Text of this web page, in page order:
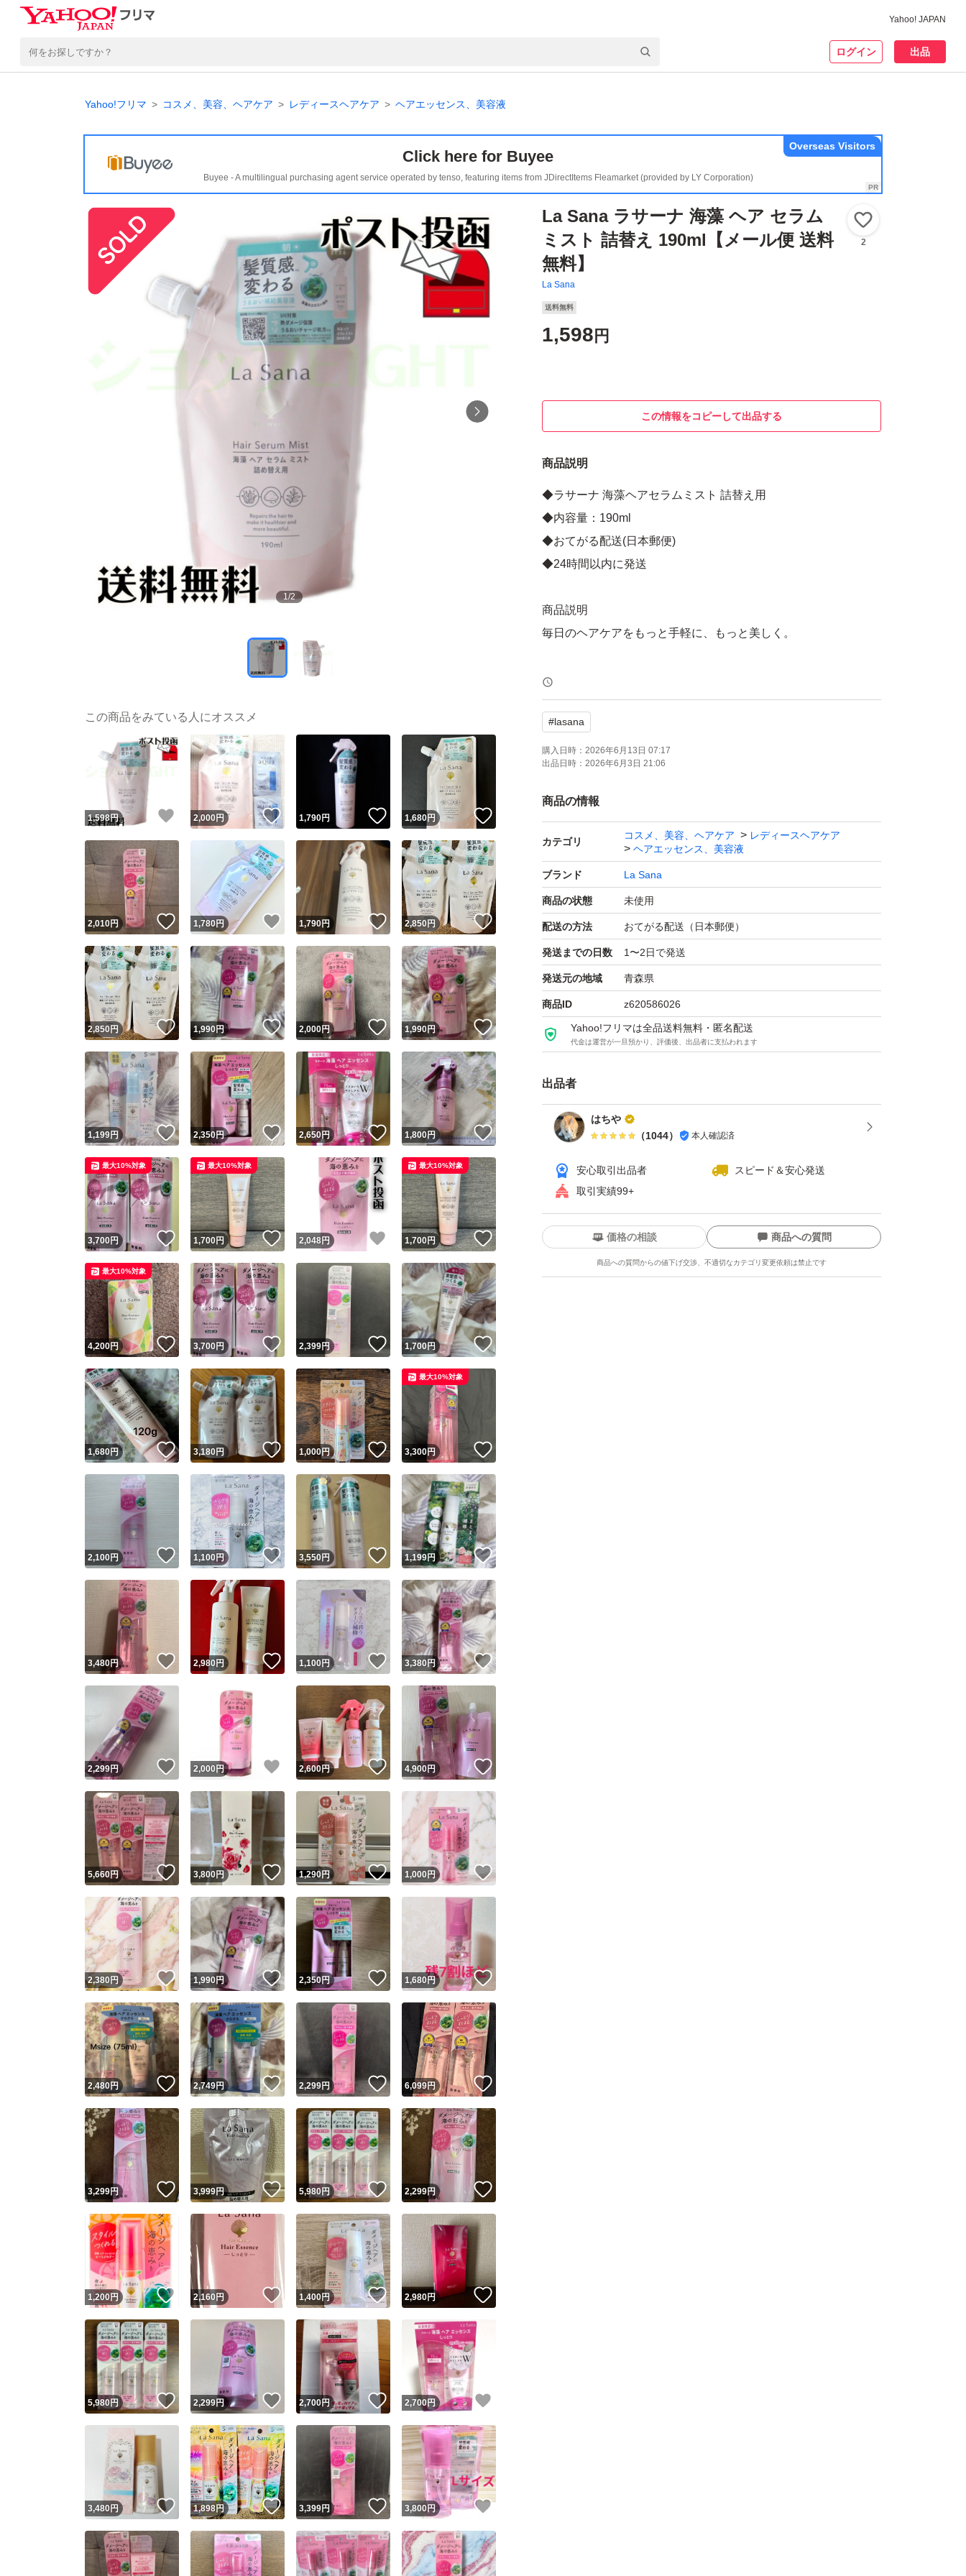
Yahoo! JAPAN
ログイン 出品
Yahoo!フリマ コスメ、美容、ヘアケア レディースヘアケア ヘアエッセンス、美容液
Click here for Buyee
Buyee - A multilingual purchasing agent service operated by tenso, featuring items from JDirectItems Fleamarket (provided by LY Corporation)
Overseas Visitors
1/2
La Sana ラサーナ 海藻 ヘア セラム
ミスト 詰替え 190ml【メール便 送料
無料】
La Sana
2
送料無料
1,598 円
この情報をコピーして出品する
商品説明
◆ラサーナ 海藻ヘアセラムミスト 詰替え用
◆内容量：190ml
◆おてがる配送(日本郵便)
◆24時間以内に発送
商品説明
毎日のヘアケアをもっと手軽に、もっと美しく。
「ラサーナ 海藻 ヘア セラム ミスト 詰め替え用」は、ダメージを
受けた髪をやさしく補修し、うるおいとツヤを与える洗い流さな
いトリートメントミストです。海藻エキスをはじめとした美容成
分が髪の内部まで浸透し、乾燥やパサつきを抑えて、しっとりま
とまる髪へ導きます。
リング前や、日中の乾燥対策にもサッと使えて便利です。広がり
やすい髪や、まとまりにくい髪もしなやかに整えます。
詰め替え用なので環境にもやさしく、経済的。お気に入りのヘア
ケアを続けやすいのも嬉しいポイントです。
【こんな方におすすめ】
・髪のパサつきや広がりが気になる方
・ダメージヘアをしっかりケアしたい方
・軽い仕上がりの洗い流さないトリートメントをお探しの方
毎日のケアにプラスして、指通りなめらかな美しい髪へ。
#lasana
購入日時： 2026年6月13日 07:17
出品日時： 2026年6月3日 21:06
商品の情報
カテゴリ
コスメ、美容、ヘアケア
レディースヘアケア
ヘアエッセンス、美容液
ブランド La Sana
商品の状態 未使用
配送の方法 おてがる配送（日本郵便）
発送までの日数 1〜2日で発送
発送元の地域 青森県
商品ID z620586026
Yahoo!フリマは全品送料無料・匿名配送
代金は運営が一旦預かり、評価後、出品者に支払われます
出品者
はちや
（1044） 本人確認済
安心取引出品者
スピード＆安心発送
取引実績99+
ユーザーの実績について
Yahoo!フリマが定めた一定の基準を満たしたユーザーにバッジを付与しています
安心取引出品者
安心取引出品者 Yahoo!フリマの基準をクリアした安心・安全なユーザーです
取引実績
取引実績◯+ このユーザーはYahoo!フリマの取引を完了させた実績があります
他フリマ実績◯+ このユーザーは他フリマサービスでの取引実績があります
スピード&安心発送
※このバッジは実績に基づく表示であり、発送を保証しているものではありません
スピード＆安心発送
このユーザーは高頻度で24時間以内＆設定した発送日数内に発送してい
ます
スピード発送 このユーザーは高頻度で24時間以内に発送しています
安心発送 このユーザーは設定した発送日数内に発送しています
価格の相談 商品への質問
商品への質問からの値下げ交渉、不適切なカテゴリ変更依頼は禁止です
この商品の情報をコピーします
商品画像の 無断転載は禁止されています
コピーは1商品につき1回 です
出品ページへ
キャンセル
この商品をみている人にオススメ
1,598円 いいね！
2,000円 いいね！
1,790円 いいね！
1,680円
2,010円 いいね！
1,780円 いいね！
1,790円 いいね！
2,850円 いいね！
2,850円 いいね！
1,990円 いいね！
2,000円 いいね！
1,990円 いいね！
1,199円 いいね！
2,350円 いいね！
2,650円 いいね！
1,800円 いいね！
3,700円 いいね！
最大10%対象
1,700円 いいね！
最大10%対象
2,048円 いいね！
1,700円 いいね！
最大10%対象
4,200円 いいね！
最大10%対象
3,700円 いいね！
2,399円 いいね！
1,700円 いいね！
1,680円 いいね！
3,180円 いいね！
1,000円 いいね！
3,300円 いいね！
最大10%対象
2,100円 いいね！
1,100円 いいね！
3,550円 いいね！
1,199円 いいね！
3,480円 いいね！
2,980円 いいね！
1,100円 いいね！
3,380円 いいね！
2,299円 いいね！
2,000 円 いいね！
2,600円 いいね！
4,900円
5,660円 いいね！
3,800円 いいね！
1,290円 いいね！
1,000円 いいね！
2,380 円 いいね！
1,990円 いいね！
2,350円 いいね！
1,680円
2,480円 いいね！
2,749円 いいね！
2,299円 いいね！
6,099円
3,299円 いいね！
3,999円 いいね！
5,980円 いいね！
2,299円
1,200円 いいね！
2,160円 いいね！
1,400円 いいね！
2,980円
5,980円 いいね！
2,299円 いいね！
2,700円 いいね！
2,700円
3,480円 いいね！
1,898円 いいね！
3,399円 いいね！
3,800円 いいね！